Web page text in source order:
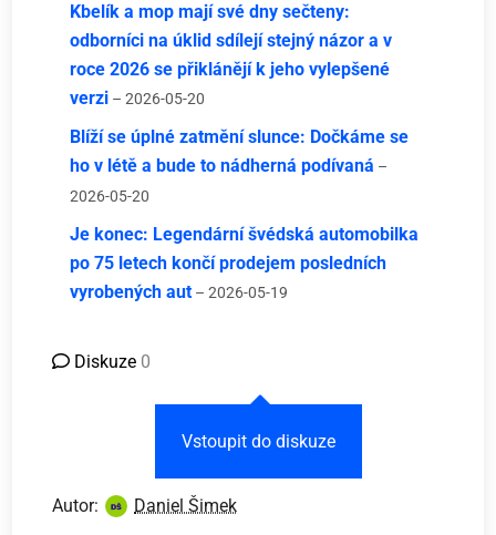
Kbelík a mop mají své dny sečteny:
odborníci na úklid sdílejí stejný názor a v
roce 2026 se přiklánějí k jeho vylepšené
verzi – 2026-05-20
Blíží se úplné zatmění slunce: Dočkáme se
ho v létě a bude to nádherná podívaná –
2026-05-20
Je konec: Legendární švédská automobilka
po 75 letech končí prodejem posledních
vyrobených aut – 2026-05-19
Diskuze 0
Vstoupit do diskuze
Autor: Daniel Šimek